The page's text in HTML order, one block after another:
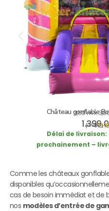
Château gonflable
3,50 m x
incl.
plus
Délai de livraison:
prochainement –
Comme les châteaux
disponibles
cas de besoin immédiat et de
nos modèles d’entrée de